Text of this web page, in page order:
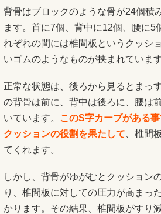
背骨はブロックのような骨が24個積
ます。首に7個、背中に12個、腰に5
れぞれの間には椎間板というクッシ
いゴムのようなものが挟まれています
正常な状態は、後ろから見るとまっ
の背骨は前に、背中は後ろに、腰は
いています。
このS字カーブがある
クッションの役割を果たして 、椎間
てくれます。
しかし、背骨がゆがむとクッション
り、椎間板に対しての圧力が高まっ
かります。その結果、椎間板がすり